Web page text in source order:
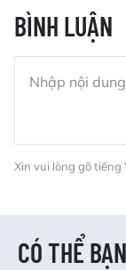
BÌNH LUẬN
Xin vui lòng gõ tiếng
CÓ THỂ